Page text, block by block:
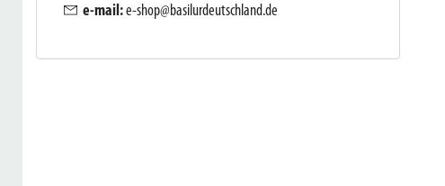
e-mail:e-shop@basilurdeutschland.de